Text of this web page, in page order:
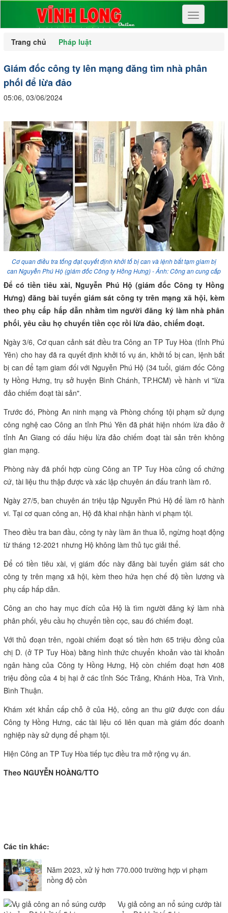
Toggle
navigation
Trang chủ
Pháp luật
Giám đốc công ty lên mạng đăng tìm nhà phân
phối để lừa đảo
05:06, 03/06/2024
Cơ quan điều tra tống đạt quyết định khởi tố bị can và lệnh bắt tạm giam bị
can Nguyễn Phú Hộ (giám đốc Công ty Hồng Hưng) - Ảnh: Công an cung cấp
Để có tiền tiêu xài, Nguyễn Phú Hộ (giám đốc Công ty Hồng
Hưng) đăng bài tuyển giám sát công ty trên mạng xã hội, kèm
theo phụ cấp hấp dẫn nhằm tìm người đăng ký làm nhà phân
phối, yêu cầu họ chuyển tiền cọc rồi lừa đảo, chiếm đoạt.
Ngày 3/6, Cơ quan cảnh sát điều tra Công an TP Tuy Hòa (tỉnh Phú
Yên) cho hay đã ra quyết định khởi tố vụ án, khởi tố bị can, lệnh bắt
bị can để tạm giam đối với Nguyễn Phú Hộ (34 tuổi, giám đốc Công
ty Hồng Hưng, trụ sở huyện Bình Chánh, TP.HCM) về hành vi "lừa
đảo chiếm đoạt tài sản".
Trước đó, Phòng An ninh mạng và Phòng chống tội phạm sử dụng
công nghệ cao Công an tỉnh Phú Yên đã phát hiện nhóm lừa đảo ở
tỉnh An Giang có dấu hiệu lừa đảo chiếm đoạt tài sản trên không
gian mạng.
Phòng này đã phối hợp cùng Công an TP Tuy Hòa củng cố chứng
cứ, tài liệu thu thập được và xác lập chuyên án đấu tranh làm rõ.
Ngày 27/5, ban chuyên án triệu tập Nguyễn Phú Hộ để làm rõ hành
vi. Tại cơ quan công an, Hộ đã khai nhận hành vi phạm tội.
Theo điều tra ban đầu, công ty này làm ăn thua lỗ, ngừng hoạt động
từ tháng 12-2021 nhưng Hộ không làm thủ tục giải thể.
Để có tiền tiêu xài, vị giám đốc này đăng bài tuyển giám sát cho
công ty trên mạng xã hội, kèm theo hứa hẹn chế độ tiền lương và
phụ cấp hấp dẫn.
Công an cho hay mục đích của Hộ là tìm người đăng ký làm nhà
phân phối, yêu cầu họ chuyển tiền cọc, sau đó chiếm đoạt.
Với thủ đoạn trên, ngoài chiếm đoạt số tiền hơn 65 triệu đồng của
chị D. (ở TP Tuy Hòa) bằng hình thức chuyển khoản vào tài khoản
ngân hàng của Công ty Hồng Hưng, Hộ còn chiếm đoạt hơn 408
triệu đồng của 4 bị hại ở các tỉnh Sóc Trăng, Khánh Hòa, Trà Vinh,
Bình Thuận.
Khám xét khẩn cấp chỗ ở của Hộ, công an thu giữ được con dấu
Công ty Hồng Hưng, các tài liệu có liên quan mà giám đốc doanh
nghiệp này sử dụng để phạm tội.
Hiện Công an TP Tuy Hòa tiếp tục điều tra mở rộng vụ án.
Theo NGUYỄN HOÀNG/TTO
Các tin khác:
Năm 2023, xử lý hơn 770.000 trường hợp vi phạm
nồng độ cồn
Vụ giả công an nổ súng cướp tài